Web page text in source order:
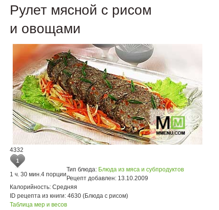
Рулет мясной с рисом
и овощами
4332
1
1 ч. 30 мин.4 порции
Тип блюда: Блюда из мяса и субпродуктов
Рецепт добавлен: 13.10.2009
Калорийность: Средняя
ID рецепта из книги: 4630 (Блюда с рисом)
Таблица мер и весов